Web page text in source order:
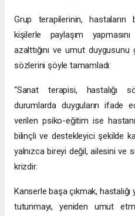
Grup terapilerinin, hastaların
kişilerle paylaşım
azalttığını ve umut
sözlerini şöyle tamamladı:
“Sanat terapisi, hastalığı
durumlarda duyguların ifade
verilen psiko-eğitim ise
bilinçli ve destekleyici şekilde
yalnızca bireyi değil, ailesini ve
krizdir.
Kanserle başa çıkmak,
tutunmayı, yeniden umut